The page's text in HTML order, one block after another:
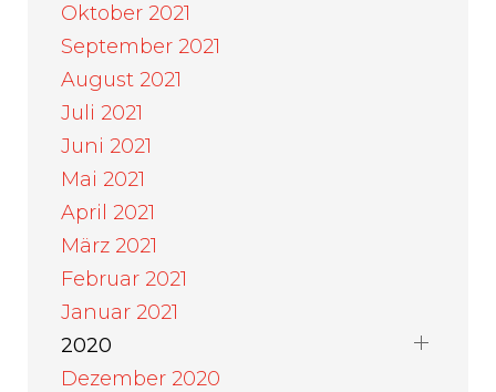
Oktober 2021
September 2021
August 2021
Juli 2021
Juni 2021
Mai 2021
April 2021
März 2021
Februar 2021
Januar 2021
2020
Dezember 2020